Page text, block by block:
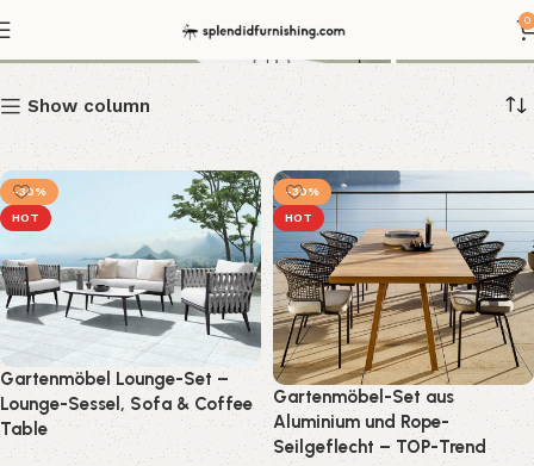
0
Gartenmöbel Alu Rope
Show column
-30%
HOT
Gartenmöbel Lounge-Set –
Lounge-Sessel, Sofa & Coffee
Table
-30%
HOT
Gartenmöbel-Set aus
Aluminium und Rope-
Seilgeflecht – TOP-Trend